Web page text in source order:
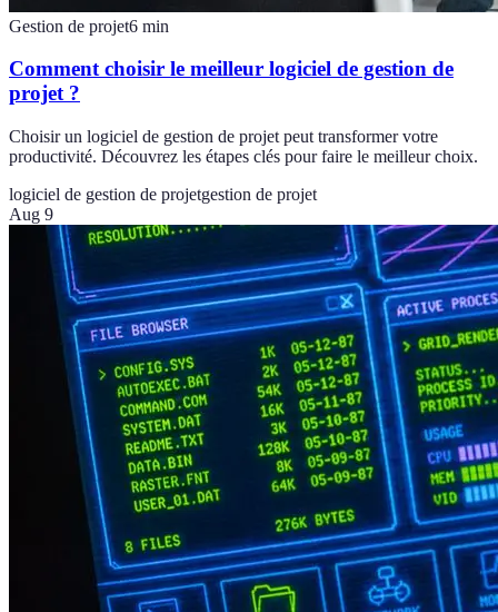
Gestion de projet6 min
Comment choisir le meilleur logiciel de gestion de
projet ?
Choisir un logiciel de gestion de projet peut transformer votre
productivité. Découvrez les étapes clés pour faire le meilleur choix.
logiciel de gestion de projetgestion de projet
Aug 9